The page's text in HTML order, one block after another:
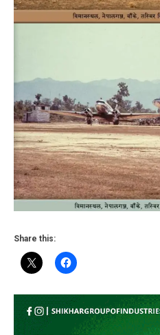
Share this: